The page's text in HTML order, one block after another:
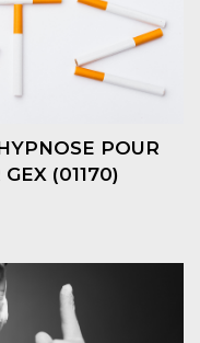
POUR
(01170)